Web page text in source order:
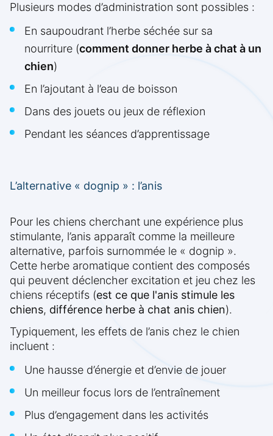
Plusieurs modes d’administration sont possibles :
En saupoudrant l’herbe séchée sur sa
nourriture (comment donner herbe à chat à un
chien)
En l’ajoutant à l’eau de boisson
Dans des jouets ou jeux de réflexion
Pendant les séances d’apprentissage
L’alternative « dognip » : l’anis
Pour les chiens cherchant une expérience plus
stimulante, l’anis apparaît comme la meilleure
alternative, parfois surnommée le « dognip ».
Cette herbe aromatique contient des composés
qui peuvent déclencher excitation et jeu chez les
chiens réceptifs (est ce que l'anis stimule les
chiens, différence herbe à chat anis chien).
Typiquement, les effets de l’anis chez le chien
incluent :
Une hausse d’énergie et d’envie de jouer
Un meilleur focus lors de l’entraînement
Plus d’engagement dans les activités